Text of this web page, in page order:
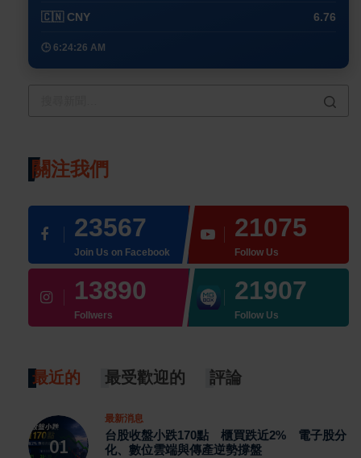
🇨🇳 CNY 6.76
🕒 6:24:26 AM
關注我們
23567
Join Us on Facebook
21075
Follow Us
13890
Follwers
21907
Follow Us
最近的 最受歡迎的 評論
最新消息
台股收盤小跌170點 櫃買跌近2% 電子股分
化、數位雲端與傳產逆勢撐盤